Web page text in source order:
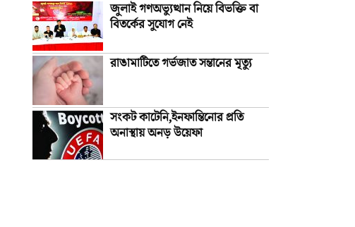
জুলাই গণঅভ্যুত্থান নিয়ে বিভক্তি বা
বিতর্কের সুযোগ নেই
রাঙামাটিতে গর্ভজাত সন্তানের মৃত্যু
সংকট কাটেনি,ইনফান্তিনোর প্রতি
অনাস্থায় অনড় উয়েফা